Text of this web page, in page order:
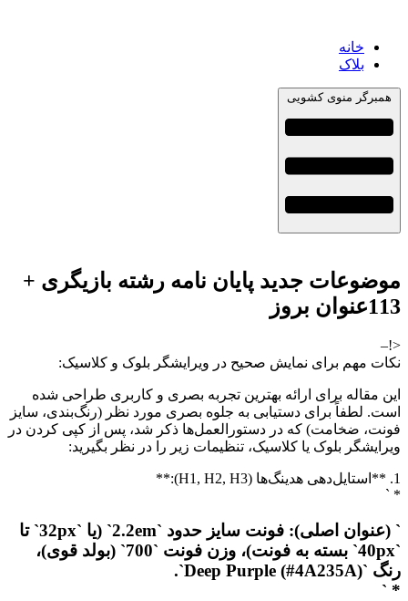
خانه
بلاک
همبرگر منوی کشویی
موضوعات جدید پایان نامه رشته بازیگری +
113عنوان بروز
<!–
نکات مهم برای نمایش صحیح در ویرایشگر بلوک و کلاسیک:
این مقاله برای ارائه بهترین تجربه بصری و کاربری طراحی شده
است. لطفاً برای دستیابی به جلوه بصری مورد نظر (رنگ‌بندی، سایز
فونت، ضخامت) که در دستورالعمل‌ها ذکر شد، پس از کپی کردن در
ویرایشگر بلوک یا کلاسیک، تنظیمات زیر را در نظر بگیرید:
1. **استایل‌دهی هدینگ‌ها (H1, H2, H3):**
* `
` (عنوان اصلی): فونت سایز حدود `2.2em` (یا `32px` تا
`40px` بسته به فونت)، وزن فونت `700` (بولد قوی)،
رنگ `Deep Purple (#4A235A)`.
* `